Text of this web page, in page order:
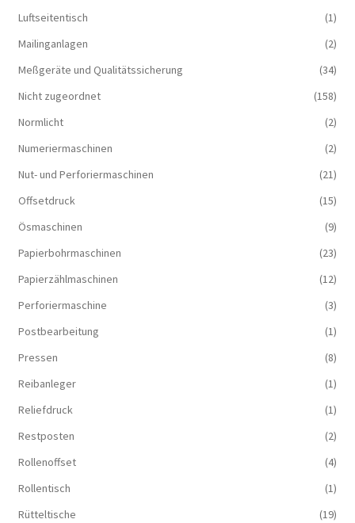
Luftseitentisch
(1)
Mailinganlagen
(2)
Meßgeräte und Qualitätssicherung
(34)
Nicht zugeordnet
(158)
Normlicht
(2)
Numeriermaschinen
(2)
Nut- und Perforiermaschinen
(21)
Offsetdruck
(15)
Ösmaschinen
(9)
Papierbohrmaschinen
(23)
Papierzählmaschinen
(12)
Perforiermaschine
(3)
Postbearbeitung
(1)
Pressen
(8)
Reibanleger
(1)
Reliefdruck
(1)
Restposten
(2)
Rollenoffset
(4)
Rollentisch
(1)
Rütteltische
(19)